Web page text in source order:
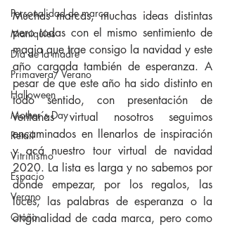
Personalidad de marca
Maniquíes
Día de la madre
Primavera/ Verano
Halloween
Mother´s Day
Retail
Vitrinismo
Espacio
Verano
Otoño
Muchas marcas, muchas ideas distintas
pero todas con el mismo sentimiento de
magia que trae consigo la navidad y este
año cargada también de esperanza. A
pesar de que este año ha sido distinto en
todo sentido, con presentación de
ventanas virtual nosotros seguimos
encaminados en llenarlos de inspiración
y acá nuestro tour virtual de navidad
2020. La lista es larga y no sabemos por
dónde empezar, por los regalos, las
luces, las palabras de esperanza o la
originalidad de cada marca, pero como